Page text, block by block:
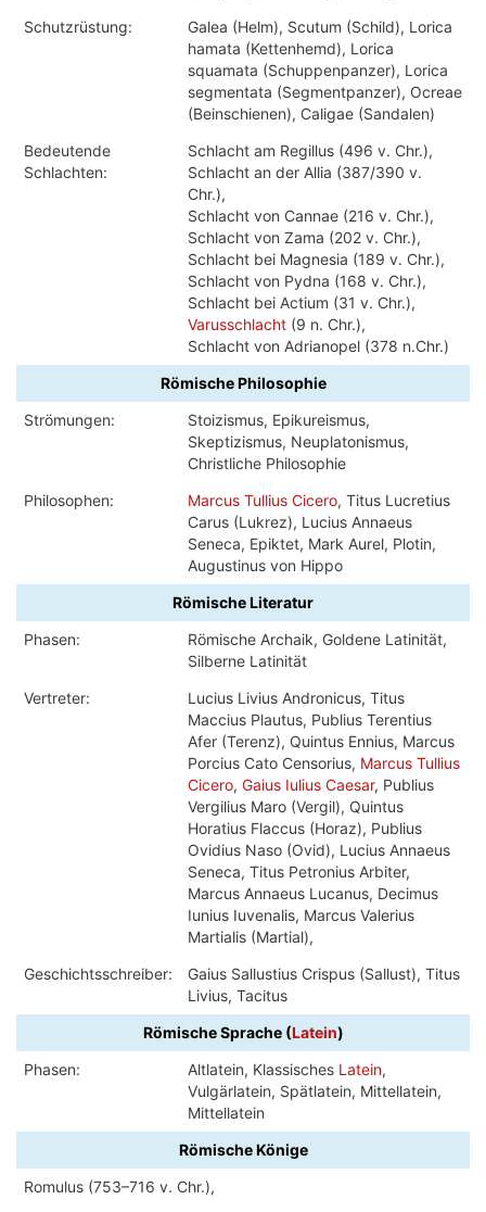
Schutzrüstung:
Galea (Helm), Scutum (Schild), Lorica
hamata (Kettenhemd), Lorica
squamata (Schuppenpanzer), Lorica
segmentata (Segmentpanzer), Ocreae
(Beinschienen), Caligae (Sandalen)
Bedeutende
Schlachten:
Schlacht am Regillus (496 v. Chr.),
Schlacht an der Allia (387/390 v.
Chr.),
Schlacht von Cannae (216 v. Chr.),
Schlacht von Zama (202 v. Chr.),
Schlacht bei Magnesia (189 v. Chr.),
Schlacht von Pydna (168 v. Chr.),
Schlacht bei Actium (31 v. Chr.),
Varusschlacht (9 n. Chr.),
Schlacht von Adrianopel (378 n.Chr.)
Römische Philosophie
Strömungen:
Stoizismus, Epikureismus,
Skeptizismus, Neuplatonismus,
Christliche Philosophie
Philosophen:
Marcus Tullius Cicero, Titus Lucretius
Carus (Lukrez), Lucius Annaeus
Seneca, Epiktet, Mark Aurel, Plotin,
Augustinus von Hippo
Römische Literatur
Phasen:
Römische Archaik, Goldene Latinität,
Silberne Latinität
Vertreter:
Lucius Livius Andronicus, Titus
Maccius Plautus, Publius Terentius
Afer (Terenz), Quintus Ennius, Marcus
Porcius Cato Censorius, Marcus Tullius
Cicero, Gaius Iulius Caesar, Publius
Vergilius Maro (Vergil), Quintus
Horatius Flaccus (Horaz), Publius
Ovidius Naso (Ovid), Lucius Annaeus
Seneca, Titus Petronius Arbiter,
Marcus Annaeus Lucanus, Decimus
Iunius Iuvenalis, Marcus Valerius
Martialis (Martial),
Geschichtsschreiber:
Gaius Sallustius Crispus (Sallust), Titus
Livius, Tacitus
Römische Sprache (Latein)
Phasen:
Altlatein, Klassisches Latein,
Vulgärlatein, Spätlatein, Mittellatein,
Mittellatein
Römische Könige
Romulus (753–716 v. Chr.),